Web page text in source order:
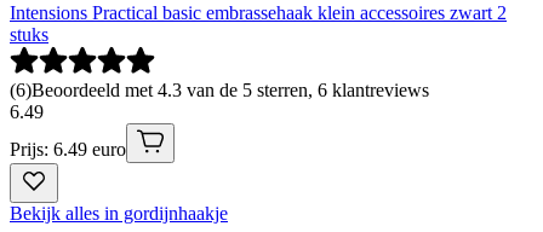
Intensions Practical basic embrassehaak klein accessoires zwart 2
stuks
(6)Beoordeeld met 4.3 van de 5 sterren, 6 klantreviews
6.49
Prijs: 6.49 euro
Bekijk alles in gordijnhaakje